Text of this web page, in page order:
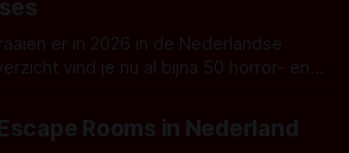
er in 2026 in de Nederlandse
vind je nu al bijna 50 horror- en
Rooms in Nederland